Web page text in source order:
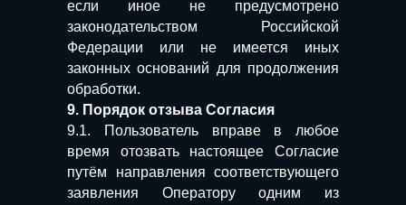
если иное не предусмотрено
законодательством Российской
Федерации или не имеется иных
законных оснований для продолжения
обработки.
9. Порядок отзыва Согласия
9.1. Пользователь вправе в любое
время отозвать настоящее Согласие
путём направления соответствующего
заявления Оператору одним из